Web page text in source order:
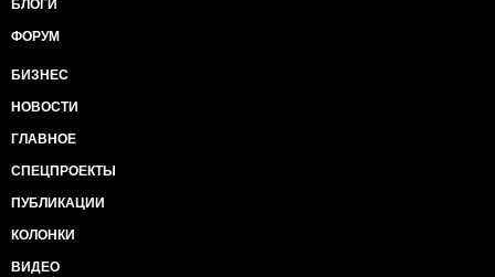
БЛОГИ
ФОРУМ
БИЗНЕС
НОВОСТИ
ГЛАВНОЕ
СПЕЦПРОЕКТЫ
ПУБЛИКАЦИИ
КОЛОНКИ
ВИДЕО